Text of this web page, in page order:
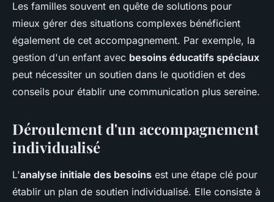
Les familles souvent en quête de solutions pour
mieux gérer des situations complexes bénéficient
également de cet accompagnement. Par exemple, la
gestion d'un enfant avec besoins éducatifs spéciaux
peut nécessiter un soutien dans le quotidien et des
conseils pour établir une communication plus sereine.
Déroulement d'un accompagnement
individualisé
L'analyse initiale des besoins est une étape clé pour
établir un plan de soutien individualisé. Elle consiste à